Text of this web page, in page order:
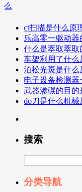
么
ct扫描是什么原
乐高零一驱动
什么是萃取萃取
车架利用了什么
泊松光斑是什么
电子设备检测
武器渗碳的目的
do刀是什么机
搜索
分类导航